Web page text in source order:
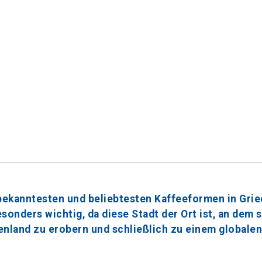
und beliebtesten Kaffeeformen in
wichtig, da diese Stadt der Ort ist, an dem
zu erobern und schließlich zu einem